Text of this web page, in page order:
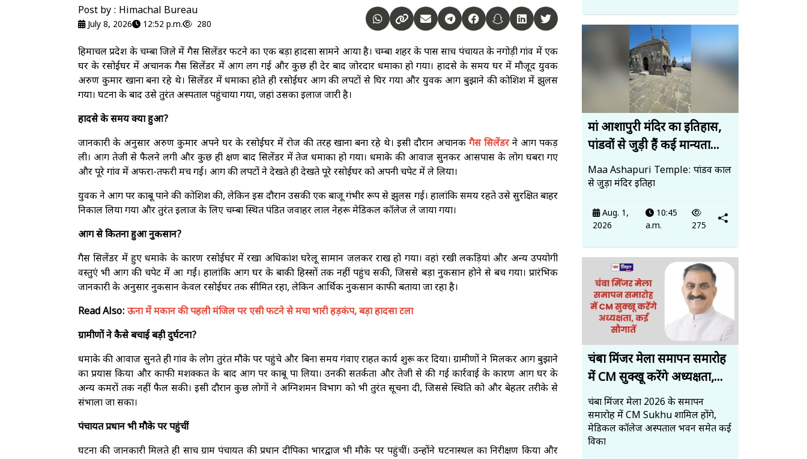
Post by : Himachal Bureau
July 8, 2026 12:52 p.m. 280
हिमाचल प्रदेश के चम्बा जिले में गैस सिलेंडर फटने का एक बड़ा हादसा सामने आया है। चम्बा शहर के पास साच पंचायत के नगोड़ी गांव में एक
घर के रसोईघर में अचानक गैस सिलेंडर में आग लग गई और कुछ ही देर बाद जोरदार धमाका हो गया। हादसे के समय घर में मौजूद युवक
अरुण कुमार खाना बना रहे थे। सिलेंडर में धमाका होते ही रसोईघर आग की लपटों से घिर गया और युवक आग बुझाने की कोशिश में झुलस
गया। घटना के बाद उसे तुरंत अस्पताल पहुंचाया गया, जहां उसका इलाज जारी है।
हादसे के समय क्या हुआ?
जानकारी के अनुसार अरुण कुमार अपने घर के रसोईघर में रोज की तरह खाना बना रहे थे। इसी दौरान अचानक गैस सिलेंडरने आग पकड़
ली। आग तेजी से फैलने लगी और कुछ ही क्षण बाद सिलेंडर में तेज धमाका हो गया। धमाके की आवाज सुनकर आसपास के लोग घबरा गए
और पूरे गांव में अफरा-तफरी मच गई। आग की लपटों ने देखते ही देखते पूरे रसोईघर को अपनी चपेट में ले लिया।
युवक ने आग पर काबू पाने की कोशिश की, लेकिन इस दौरान उसकी एक बाजू गंभीर रूप से झुलस गई। हालांकि समय रहते उसे सुरक्षित बाहर
निकाल लिया गया और तुरंत इलाज के लिए चम्बा स्थित पंडित जवाहर लाल नेहरू मेडिकल कॉलेज ले जाया गया।
आग से कितना हुआ नुकसान?
गैस सिलेंडर में हुए धमाके के कारण रसोईघर में रखा अधिकांश घरेलू सामान जलकर राख हो गया। वहां रखी लकड़ियां और अन्य उपयोगी
वस्तुएं भी आग की चपेट में आ गईं। हालांकि आग घर के बाकी हिस्सों तक नहीं पहुंच सकी, जिससे बड़ा नुकसान होने से बच गया। प्रारंभिक
जानकारी के अनुसार नुकसान केवल रसोईघर तक सीमित रहा, लेकिन आर्थिक नुकसान काफी बताया जा रहा है।
Read Also: ऊना में मकान की पहली मंजिल पर एसी फटने से मचा भारी हड़कंप, बड़ा हादसा टला
ग्रामीणों ने कैसे बचाई बड़ी दुर्घटना?
धमाके की आवाज सुनते ही गांव के लोग तुरंत मौके पर पहुंचे और बिना समय गंवाए राहत कार्य शुरू कर दिया। ग्रामीणों ने मिलकर आग बुझाने
का प्रयास किया और काफी मशक्कत के बाद आग पर काबू पा लिया। उनकी सतर्कता और तेजी से की गई कार्रवाई के कारण आग घर के
अन्य कमरों तक नहीं फैल सकी। इसी दौरान कुछ लोगों ने अग्निशमन विभाग को भी तुरंत सूचना दी, जिससे स्थिति को और बेहतर तरीके से
संभाला जा सका।
पंचायत प्रधान भी मौके पर पहुंचीं
घटना की जानकारी मिलते ही साच ग्राम पंचायत की प्रधान दीपिका भारद्वाज भी मौके पर पहुंचीं। उन्होंने घटनास्थल का निरीक्षण किया और
मां आशापुरी मंदिर का इतिहास,
पांडवों से जुड़ी हैं कई मान्यता...
Maa Ashapuri Temple: पांडव काल
से जुड़ा मंदिर इतिहा
Aug. 1,
2026
10:45
a.m.
275
चंबा मिंजर मेला समापन समारोह
में CM सुक्खू करेंगे अध्यक्षता,...
चंबा मिंजर मेला 2026 के समापन
समारोह में CM Sukhu शामिल होंगे,
मेडिकल कॉलेज अस्पताल भवन समेत कई
विका